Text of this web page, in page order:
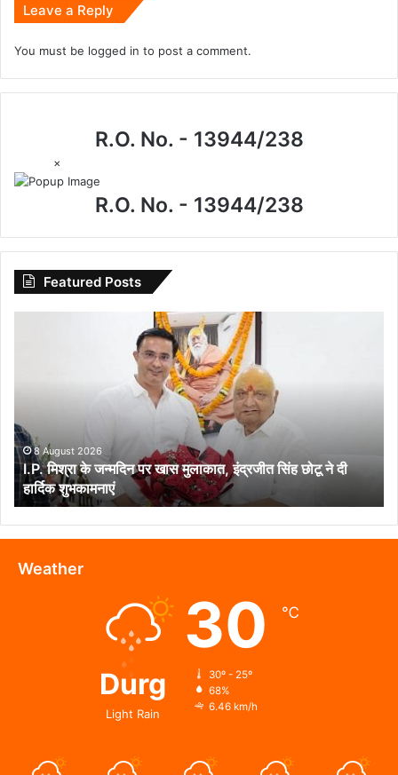
Leave a Reply
You must be logged in to post a comment.
R.O. No. - 13944/238
×
R.O. No. - 13944/238
Featured Posts
मुलाकात,
इंद्रजीत
सिंह
छोटू
ने
दी
हार्दिक
शुभकामनाएं
8 August 2026
I.P. मिश्रा के जन्मदिन पर खास मुलाकात, इंद्रजीत सिंह छोटू ने दी
हार्दिक शुभकामनाएं
Weather
Durg
Light Rain
30 ℃
30º - 25º
68%
6.46 km/h